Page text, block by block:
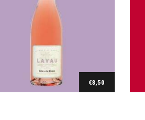
€8,50